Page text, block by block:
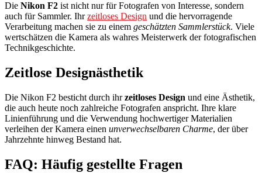
Die Nikon F2 ist nicht nur für Fotografen von Interesse, sondern
auch für Sammler. Ihrzeitloses Design und die hervorragende
Verarbeitung machen sie zu einem geschätzten Sammlerstück. Viele
wertschätzen die Kamera als wahres Meisterwerk der fotografischen
Technikgeschichte.
Zeitlose Designästhetik
Die Nikon F2 besticht durch ihrzeitloses Design und eine Ästhetik,
die auch heute noch zahlreiche Fotografen anspricht. Ihre klare
Linienführung und die Verwendung hochwertiger Materialien
verleihen der Kamera einen unverwechselbaren Charme, der über
Jahrzehnte hinweg Bestand hat.
FAQ: Häufig gestellte Fragen